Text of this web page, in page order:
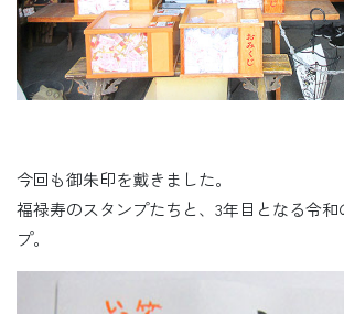
今回も御朱印を戴きました。
福禄寿のスタンプたちと、3年目となる令
プ。